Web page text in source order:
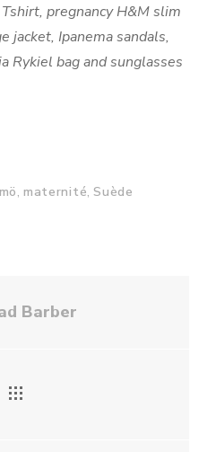
pregnancy H&M slim
jacket, Ipanema sandals,
Rykiel bag and sunglasses
, maternité,Suède
Barber